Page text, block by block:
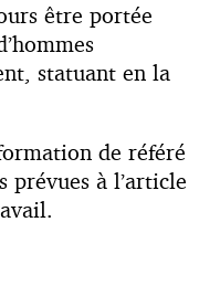
être portée
statuant en la
de référé
prévues à l’article